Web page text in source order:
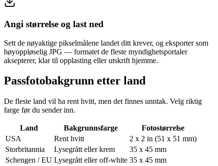
Angi størrelse og last ned
Sett de nøyaktige pikselmålene landet ditt krever, og eksporter som
høyoppløselig JPG — formatet de fleste myndighetsportaler
aksepterer, klar til opplasting eller utskrift hjemme.
Passfotobakgrunn etter land
De fleste land vil ha rent hvitt, men det finnes unntak. Velg riktig
farge før du sender inn.
Land Bakgrunnsfarge
Fotostørrelse
USA
Rent hvitt
2 x 2 in (51 x 51 mm)
Storbritannia
Lysegrått eller krem
35 x 45 mm
Schengen / EU Lysegrått eller off-white 35 x 45 mm